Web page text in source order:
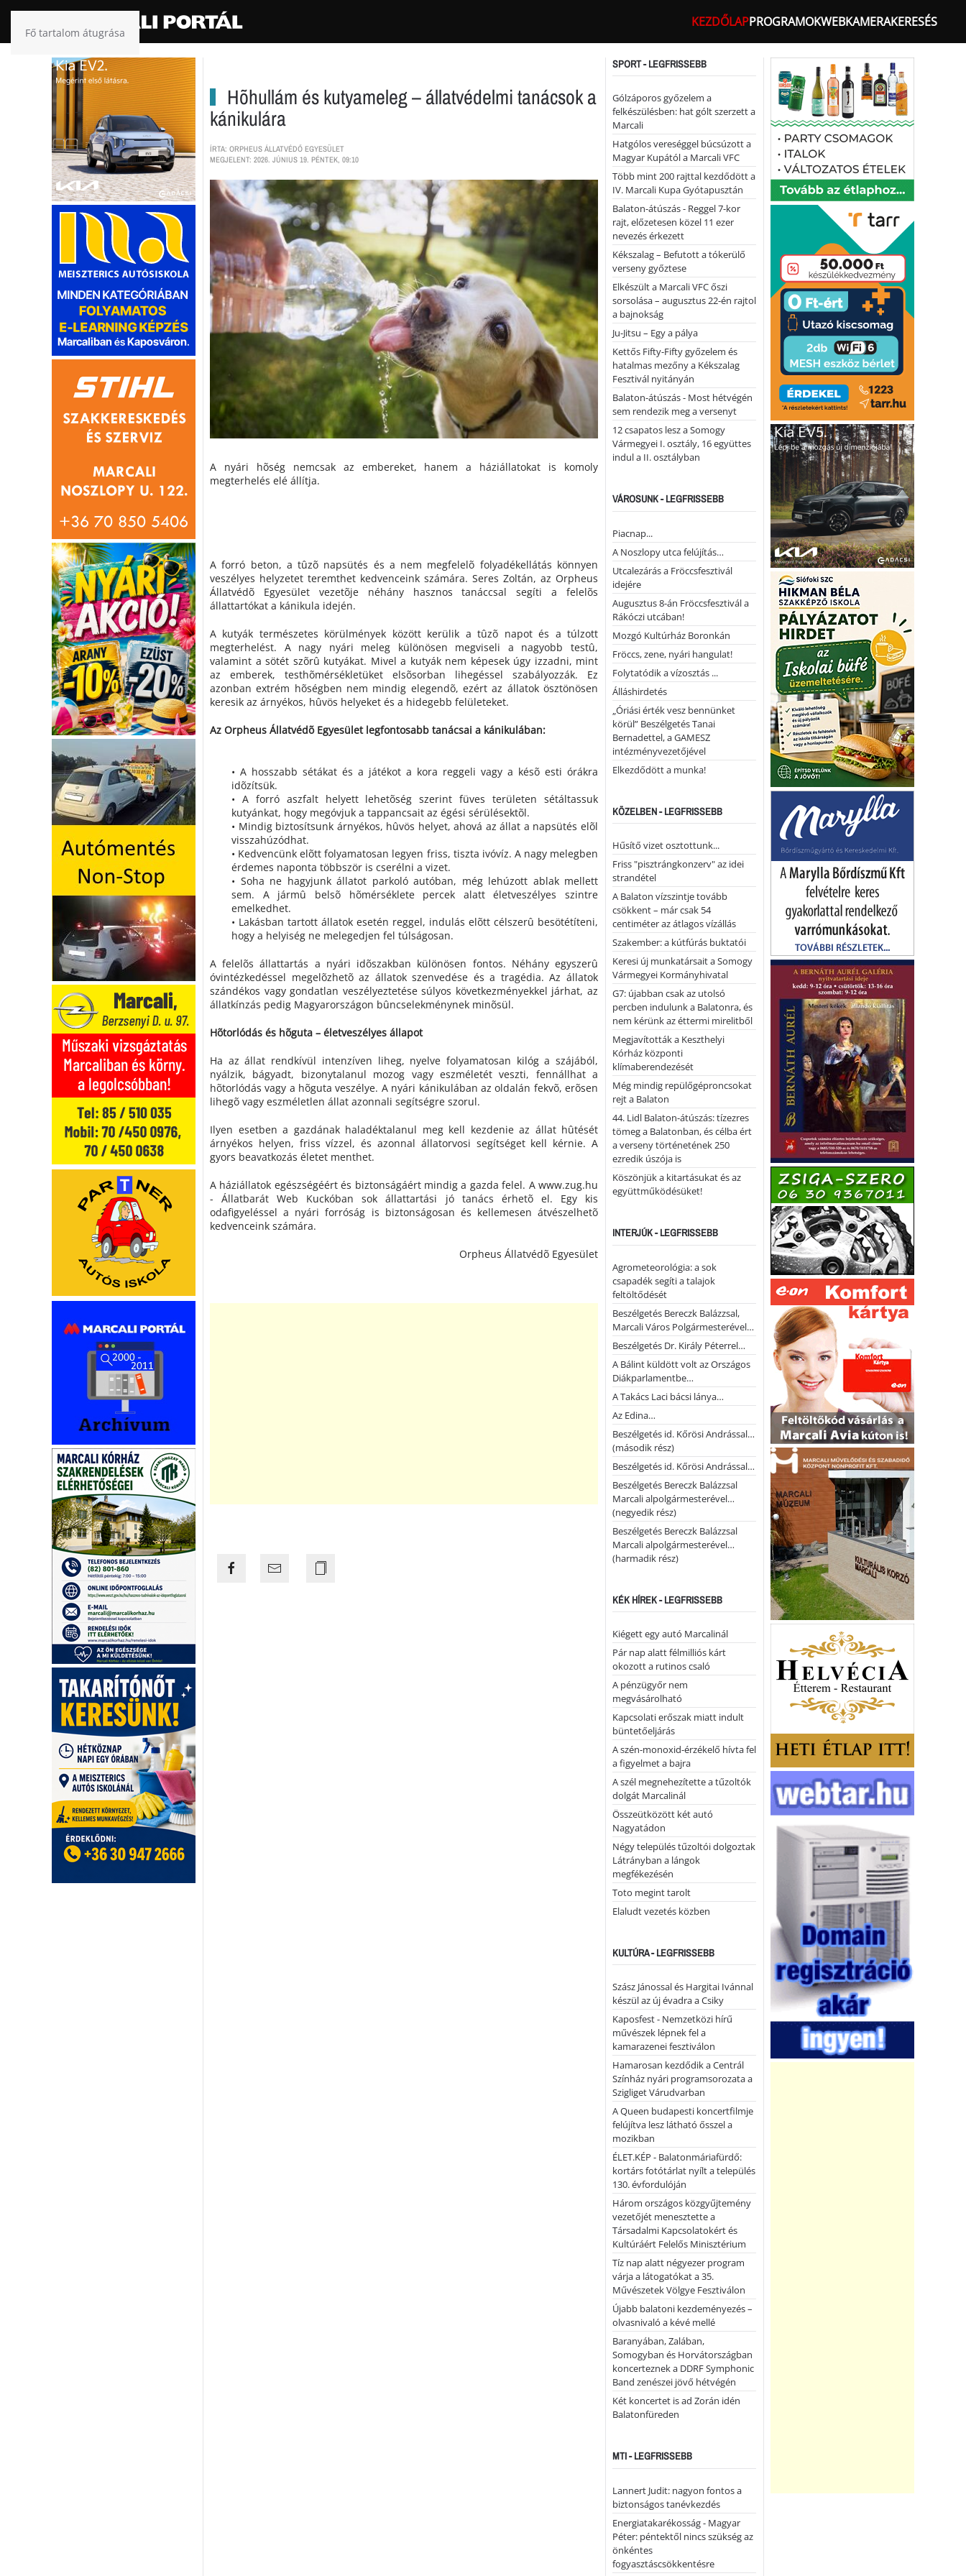
Fő tartalom átugrása
KEZDŐLAPPROGRAMOKWEBKAMERAKERESÉS
Hõhullám és kutyameleg – állatvédelmi tanácsok a
kánikulára
ÍRTA: ORPHEUS ÁLLATVÉDŐ EGYESÜLET
MEGJELENT: 2026. JÚNIUS 19. PÉNTEK, 09:10
A nyári hõség nemcsak az embereket, hanem a háziállatokat is komoly
megterhelés elé állítja.
A forró beton, a tûzõ napsütés és a nem megfelelõ folyadékellátás könnyen
veszélyes helyzetet teremthet kedvenceink számára. Seres Zoltán, az Orpheus
Állatvédõ Egyesület vezetõje néhány hasznos tanáccsal segíti a felelõs
állattartókat a kánikula idején.
A kutyák természetes körülmények között kerülik a tûzõ napot és a túlzott
megterhelést. A nagy nyári meleg különösen megviseli a nagyobb testû,
valamint a sötét szõrû kutyákat. Mivel a kutyák nem képesek úgy izzadni, mint
az emberek, testhõmérsékletüket elsõsorban lihegéssel szabályozzák. Ez
azonban extrém hõségben nem mindig elegendõ, ezért az állatok ösztönösen
keresik az árnyékos, hûvös helyeket és a hidegebb felületeket.
Az Orpheus Állatvédõ Egyesület legfontosabb tanácsai a kánikulában:
• A hosszabb sétákat és a játékot a kora reggeli vagy a késõ esti órákra
idõzítsük.
• A forró aszfalt helyett lehetõség szerint füves területen sétáltassuk
kutyánkat, hogy megóvjuk a tappancsait az égési sérülésektõl.
• Mindig biztosítsunk árnyékos, hûvös helyet, ahová az állat a napsütés elõl
visszahúzódhat.
• Kedvencünk elõtt folyamatosan legyen friss, tiszta ivóvíz. A nagy melegben
érdemes naponta többször is cserélni a vizet.
• Soha ne hagyjunk állatot parkoló autóban, még lehúzott ablak mellett
sem. A jármû belsõ hõmérséklete percek alatt életveszélyes szintre
emelkedhet.
• Lakásban tartott állatok esetén reggel, indulás elõtt célszerû besötétíteni,
hogy a helyiség ne melegedjen fel túlságosan.
A felelõs állattartás a nyári idõszakban különösen fontos. Néhány egyszerû
óvintézkedéssel megelõzhetõ az állatok szenvedése és a tragédia. Az állatok
szándékos vagy gondatlan veszélyeztetése súlyos következményekkel járhat, az
állatkínzás pedig Magyarországon bûncselekménynek minõsül.
Hõtorlódás és hõguta – életveszélyes állapot
Ha az állat rendkívül intenzíven liheg, nyelve folyamatosan kilóg a szájából,
nyálzik, bágyadt, bizonytalanul mozog vagy eszméletét veszti, fennállhat a
hõtorlódás vagy a hõguta veszélye. A nyári kánikulában az oldalán fekvõ, erõsen
lihegõ vagy eszméletlen állat azonnali segítségre szorul.
Ilyen esetben a gazdának haladéktalanul meg kell kezdenie az állat hûtését
árnyékos helyen, friss vízzel, és azonnal állatorvosi segítséget kell kérnie. A
gyors beavatkozás életet menthet.
A háziállatok egészségéért és biztonságáért mindig a gazda felel. A www.zug.hu
- Állatbarát Web Kuckóban sok állattartási jó tanács érhetõ el. Egy kis
odafigyeléssel a nyári forróság is biztonságosan és kellemesen átvészelhetõ
kedvenceink számára.
Orpheus Állatvédõ Egyesület
SPORT - LEGFRISSEBB
Gólzáporos győzelem a
felkészülésben: hat gólt szerzett a
Marcali
Hatgólos vereséggel búcsúzott a
Magyar Kupától a Marcali VFC
Több mint 200 rajttal kezdődött a
IV. Marcali Kupa Gyótapusztán
Balaton-átúszás - Reggel 7-kor
rajt, előzetesen közel 11 ezer
nevezés érkezett
Kékszalag – Befutott a tókerülő
verseny győztese
Elkészült a Marcali VFC őszi
sorsolása – augusztus 22-én rajtol
a bajnokság
Ju-Jitsu – Egy a pálya
Kettős Fifty-Fifty győzelem és
hatalmas mezőny a Kékszalag
Fesztivál nyitányán
Balaton-átúszás - Most hétvégén
sem rendezik meg a versenyt
12 csapatos lesz a Somogy
Vármegyei I. osztály, 16 együttes
indul a II. osztályban
VÁROSUNK - LEGFRISSEBB
Piacnap...
A Noszlopy utca felújítás…
Utcalezárás a Fröccsfesztivál
idejére
Augusztus 8-án Fröccsfesztivál a
Rákóczi utcában!
Mozgó Kultúrház Boronkán
Fröccs, zene, nyári hangulat!
Folytatódik a vízosztás ...
Álláshirdetés
„Óriási érték vesz bennünket
körül” Beszélgetés Tanai
Bernadettel, a GAMESZ
intézményvezetőjével
Elkezdődött a munka!
KÖZELBEN - LEGFRISSEBB
Hűsítő vizet osztottunk...
Friss "pisztrángkonzerv" az idei
strandétel
A Balaton vízszintje tovább
csökkent – már csak 54
centiméter az átlagos vízállás
Szakember: a kútfúrás buktatói
Keresi új munkatársait a Somogy
Vármegyei Kormányhivatal
G7: újabban csak az utolsó
percben indulunk a Balatonra, és
nem kérünk az éttermi mirelitből
Megjavították a Keszthelyi
Kórház központi
klímaberendezését
Még mindig repülőgéproncsokat
rejt a Balaton
44. Lidl Balaton-átúszás: tízezres
tömeg a Balatonban, és célba ért
a verseny történetének 250
ezredik úszója is
Köszönjük a kitartásukat és az
együttműködésüket!
INTERJÚK - LEGFRISSEBB
Agrometeorológia: a sok
csapadék segíti a talajok
feltöltődését
Beszélgetés Bereczk Balázzsal,
Marcali Város Polgármesterével…
Beszélgetés Dr. Király Péterrel…
A Bálint küldött volt az Országos
Diákparlamentbe…
A Takács Laci bácsi lánya…
Az Edina…
Beszélgetés id. Kőrösi Andrással…
(második rész)
Beszélgetés id. Kőrösi Andrással…
Beszélgetés Bereczk Balázzsal
Marcali alpolgármesterével…
(negyedik rész)
Beszélgetés Bereczk Balázzsal
Marcali alpolgármesterével…
(harmadik rész)
KÉK HÍREK - LEGFRISSEBB
Kiégett egy autó Marcalinál
Pár nap alatt félmilliós kárt
okozott a rutinos csaló
A pénzügyőr nem
megvásárolható
Kapcsolati erőszak miatt indult
büntetőeljárás
A szén-monoxid-érzékelő hívta fel
a figyelmet a bajra
A szél megnehezítette a tűzoltók
dolgát Marcalinál
Összeütközött két autó
Nagyatádon
Négy település tűzoltói dolgoztak
Látrányban a lángok
megfékezésén
Toto megint tarolt
Elaludt vezetés közben
KULTÚRA - LEGFRISSEBB
Szász Jánossal és Hargitai Ivánnal
készül az új évadra a Csiky
Kaposfest - Nemzetközi hírű
művészek lépnek fel a
kamarazenei fesztiválon
Hamarosan kezdődik a Centrál
Színház nyári programsorozata a
Szigliget Várudvarban
A Queen budapesti koncertfilmje
felújítva lesz látható ősszel a
mozikban
ÉLET.KÉP - Balatonmáriafürdő:
kortárs fotótárlat nyílt a település
130. évfordulóján
Három országos közgyűjtemény
vezetőjét menesztette a
Társadalmi Kapcsolatokért és
Kultúráért Felelős Minisztérium
Tíz nap alatt négyezer program
várja a látogatókat a 35.
Művészetek Völgye Fesztiválon
Újabb balatoni kezdeményezés –
olvasnivaló a kévé mellé
Baranyában, Zalában,
Somogyban és Horvátországban
koncerteznek a DDRF Symphonic
Band zenészei jövő hétvégén
Két koncertet is ad Zorán idén
Balatonfüreden
MTI - LEGFRISSEBB
Lannert Judit: nagyon fontos a
biztonságos tanévkezdés
Energiatakarékosság - Magyar
Péter: péntektől nincs szükség az
önkéntes
fogyasztáscsökkentésre